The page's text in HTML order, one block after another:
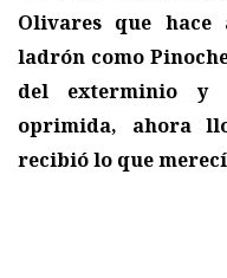
Olivares que
ladrón como
del exterminio y
oprimida, ahora
recibió lo que